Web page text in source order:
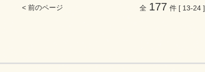
< 前のページ 全 177 件 [ 13-24 ]